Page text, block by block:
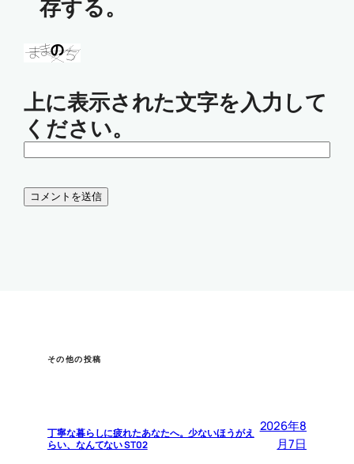
存する。
上に表示された文字を入力して
ください。
その他の投稿
丁寧な暮らしに疲れたあなたへ。少ないほうがえ
らい、なんてない ST02
2026年8
月7日